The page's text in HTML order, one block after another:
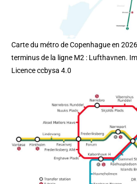
Carte du métro de Copenhague en
terminus de la ligne M2 : Lufthavnen.
Licence ccbysa 4.0